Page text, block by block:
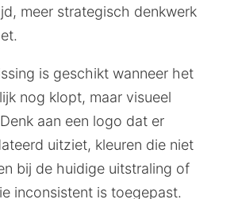
meer strategisch denkwerk
is geschikt wanneer het
nog klopt, maar visueel
aan een logo dat er
uitziet, kleuren die niet
bij de huidige uitstraling of
inconsistent is toegepast.